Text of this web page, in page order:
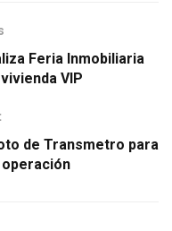
Feria Inmobiliaria
VIP
de Transmetro para